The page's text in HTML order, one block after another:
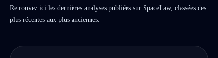
Retrouvez ici les dernières analyses publiées sur SpaceLaw, classées des
plus récentes aux plus anciennes.